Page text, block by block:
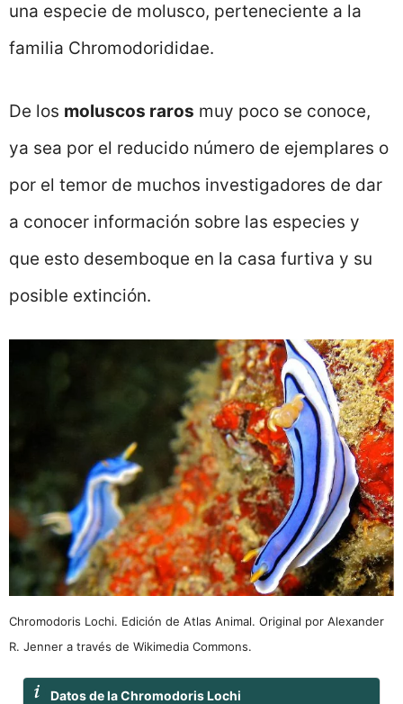
una especie de molusco, perteneciente a la
familia Chromodorididae.
De los moluscos raros muy poco se conoce,
ya sea por el reducido número de ejemplares o
por el temor de muchos investigadores de dar
a conocer información sobre las especies y
que esto desemboque en la casa furtiva y su
posible extinción.
Chromodoris Lochi. Edición de Atlas Animal. Original por Alexander
R. Jenner a través de Wikimedia Commons.
Datos de la Chromodoris Lochi